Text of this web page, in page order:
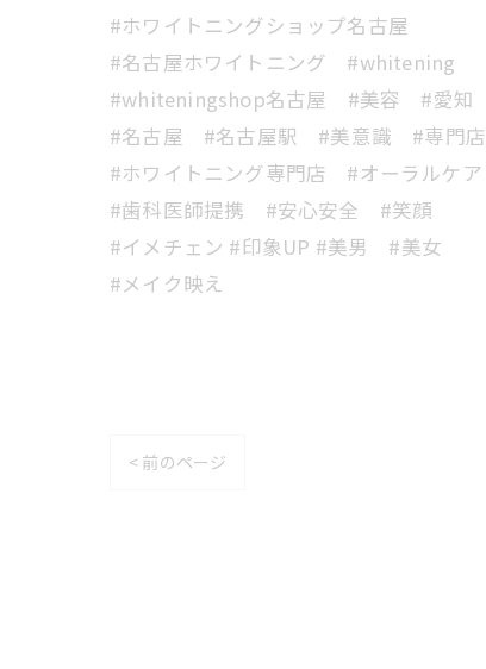
#ホワイトニングショップ名古屋
#名古屋ホワイトニング #whitening
#whiteningshop名古屋 #美容 #愛知
#名古屋 #名古屋駅 #美意識 #専門店
#ホワイトニング専門店 #オーラルケア
#歯科医師提携 #安心安全 #笑顔
#イメチェン #印象UP #美男 #美女
#メイク映え
< 前のページ